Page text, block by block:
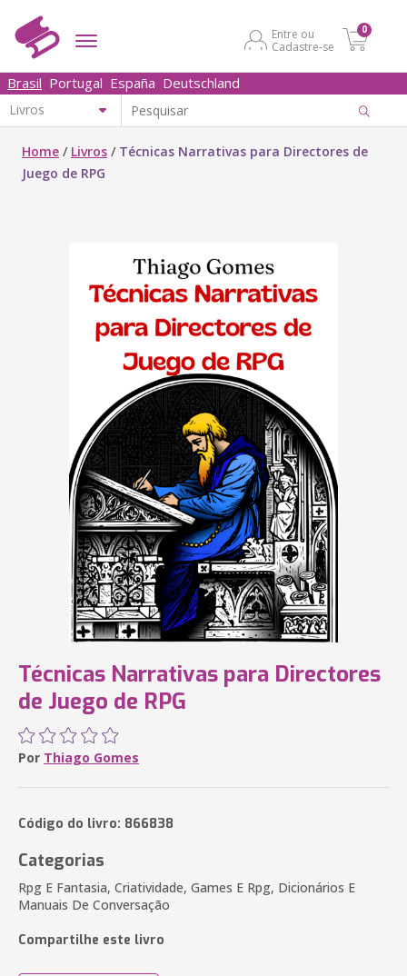
Entre ou
Cadastre-se
0
Brasil Portugal España Deutschland
Home / Livros / Técnicas Narrativas para Directores de
Juego de RPG
Técnicas Narrativas para Directores
de Juego de RPG
Por Thiago Gomes
Código do livro: 866838
Categorias
Rpg E Fantasia, Criatividade, Games E Rpg, Dicionários E
Manuais De Conversação
Compartilhe este livro